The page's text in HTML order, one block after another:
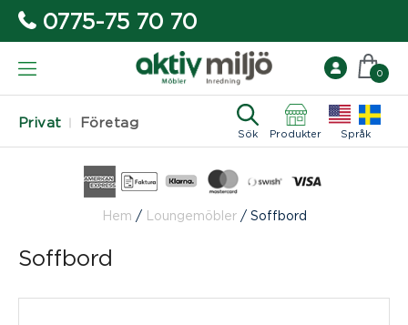
0775-75 70 70
Privat Företag
Sök Produkter Språk
0
Hem / Loungemöbler/ Soffbord
Soffbord